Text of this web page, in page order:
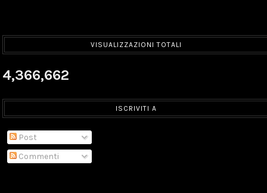
VISUALIZZAZIONI TOTALI
4,366,662
ISCRIVITI A
Post
Commenti